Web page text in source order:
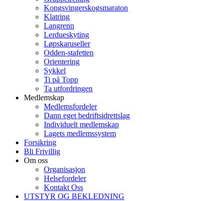
Kongsvingerskogsmaraton
Klatring
Langrenn
Lerdueskyting
Løpskaruseller
Odden-stafetten
Orientering
Sykkel
Ti på Topp
Ta utfordringen
Medlemskap
Medlemsfordeler
Dann eget bedriftsidrettslag
Individuelt medlemskap
Lagets medlemssystem
Forsikring
Bli Frivillig
Om oss
Organisasjon
Helsefordeler
Kontakt Oss
UTSTYR OG BEKLEDNING